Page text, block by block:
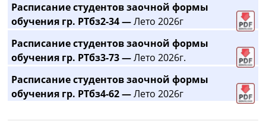
Расписание студентов заочной формы
обучения гр. РТбз2-34 —Лето 2026г
Расписание студентов заочной формы
обучения гр. РТбз3-73 —Лето 2026г.
Расписание студентов заочной формы
обучения гр. РТбз4-62 —Лето 2026г